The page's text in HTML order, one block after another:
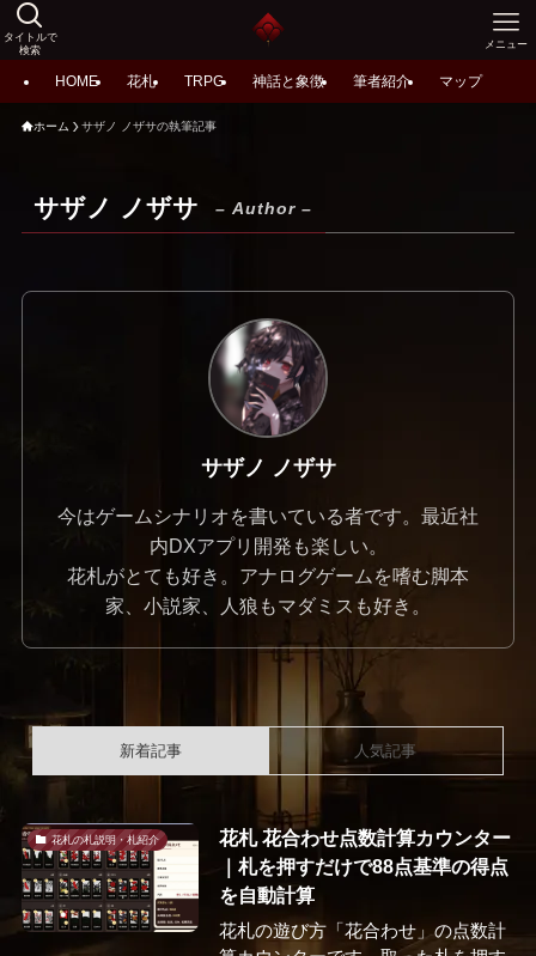
タイトルで
検索
メニュー
HOME 花札 TRPG 神話と象徴 筆者紹介 マップ
ホーム サザノ ノザサの執筆記事
サザノ ノザサ – Author –
サザノ ノザサ
今はゲームシナリオを書いている者です。最近社
内DXアプリ開発も楽しい。
花札がとても好き。アナログゲームを嗜む脚本
家、小説家、人狼もマダミスも好き。
新着記事 人気記事
花札の札説明・札紹介
花札 花合わせ点数計算カウンター
｜札を押すだけで88点基準の得点
を自動計算
花札の遊び方「花合わせ」の点数計